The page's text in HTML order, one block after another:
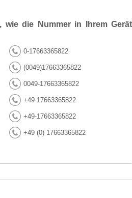
wie die Nummer in Ihrem Gerät
0-17663365822
(0049)17663365822
0049-17663365822
+49 17663365822
+49-17663365822
+49 (0) 17663365822